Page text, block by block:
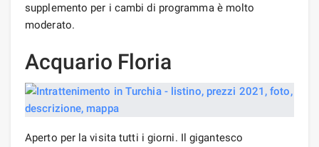
supplemento per i cambi di programma è molto
moderato.
Acquario Floria
Aperto per la visita tutti i giorni. Il gigantesco